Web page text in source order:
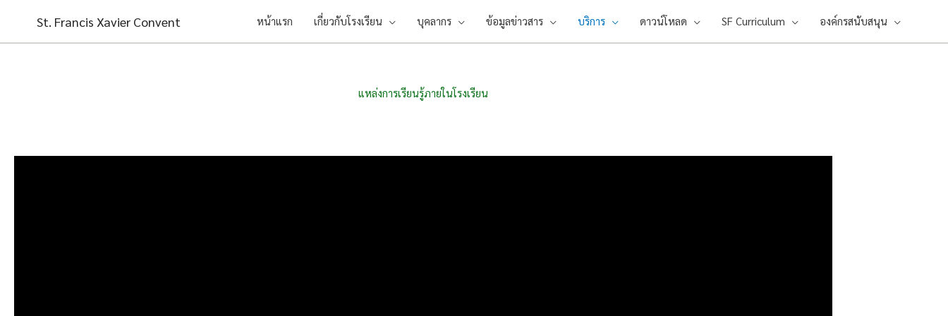
content
St. Francis Xavier Convent หน้าแรก เกี่ยวกับโรงเรียน บุคลากร ข้อมูลข่าวสาร บริการ ดาวน์โหลด SF Curriculum องค์กรสนับสนุน
แหล่งการเรียนรู้ภายในโรงเรียน